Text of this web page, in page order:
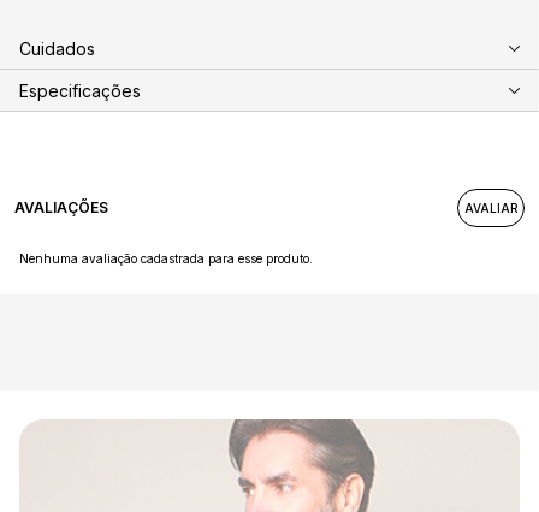
Cuidados
Especificações
AVALIAÇÕES
Nenhuma avaliação cadastrada para esse produto.